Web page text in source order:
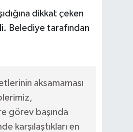
dikkat çeken
Belediye tarafından
aksamaması
görev başında
karşılaştıkları en